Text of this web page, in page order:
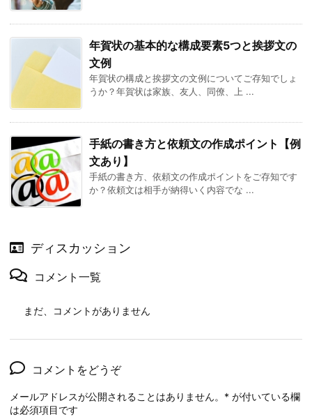
年賀状の基本的な構成要素5つと挨拶文の
文例
年賀状の構成と挨拶文の文例についてご存知でしょ
うか？年賀状は家族、友人、同僚、上 ...
手紙の書き方と依頼文の作成ポイント【例
文あり】
手紙の書き方、依頼文の作成ポイントをご存知です
か？依頼文は相手が納得いく内容でな ...
ディスカッション
コメント一覧
まだ、コメントがありません
コメントをどうぞ
メールアドレスが公開されることはありません。 * が付いている欄
は必須項目です